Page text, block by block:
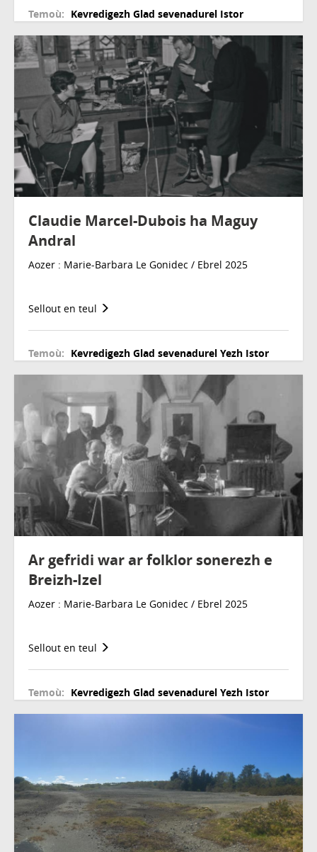
Temoù: Kevredigezh Glad sevenadurel Istor
Claudie Marcel-Dubois ha Maguy
Andral
Aozer : Marie-Barbara Le Gonidec / Ebrel 2025
Sellout en teul
Temoù: Kevredigezh Glad sevenadurel Yezh Istor
Ar gefridi war ar folklor sonerezh e
Breizh-Izel
Aozer : Marie-Barbara Le Gonidec / Ebrel 2025
Sellout en teul
Temoù: Kevredigezh Glad sevenadurel Yezh Istor